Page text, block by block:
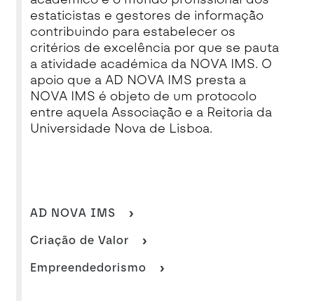
estaticistas e gestores de informação
contribuindo para estabelecer os
critérios de excelência por que se pauta
a atividade académica da NOVA IMS. O
apoio que a AD NOVA IMS presta a
NOVA IMS é objeto de um protocolo
entre aquela Associação e a Reitoria da
Universidade Nova de Lisboa.
AD NOVA IMS
Criação de Valor
Empreendedorismo